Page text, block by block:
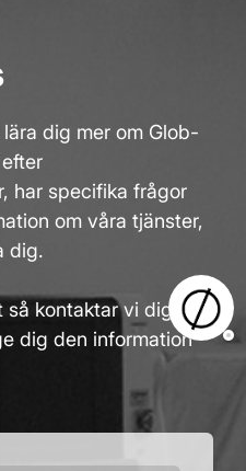
dig mer om Glob-
har specifika frågor
om våra tjänster,
dig.
så kontaktar vi dig
dig den information